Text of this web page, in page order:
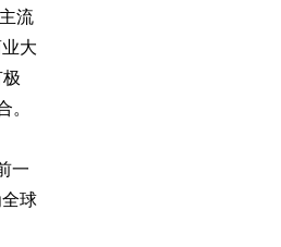
流
大
一
球